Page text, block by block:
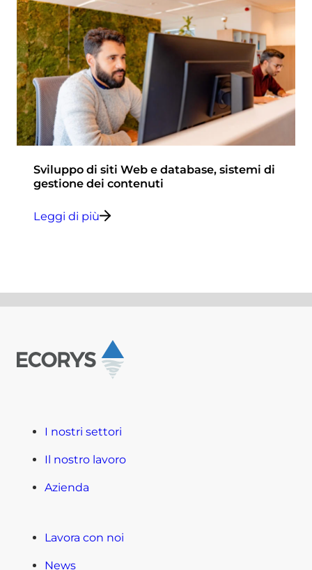
Sviluppo di siti Web e database, sistemi di
gestione dei contenuti
Leggi di più
I nostri settori
Il nostro lavoro
Azienda
Lavora con noi
News